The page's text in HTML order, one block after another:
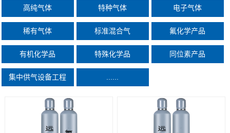
高纯气体 特种气体 电子气体
稀有气体 标准混合气 氟化学产品
有机化学品 特殊化学品 同位素产品
集中供气设备工程 ......